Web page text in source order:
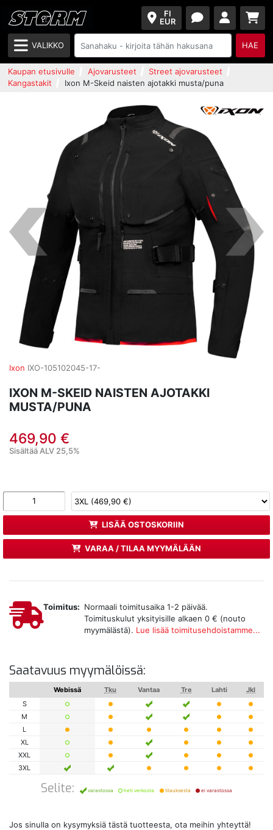
FI
EUR
VALIKKO HAE
Kaupan etusivulle Ajovarusteet
Street ajovarusteet
Kangastakit
Ixon M-Skeid naisten ajotakki musta/puna
Ixon IXO-105102045-17-
IXON M-SKEID NAISTEN AJOTAKKI
MUSTA/PUNA
469,90 €
Sisältää ALV 25,5%
LISÄÄ OSTOSKORIIN
VARAA / TILAA MYYMÄLÄÄN
Toimitus: Normaali toimitusaika 1-2 päivää.
Toimituskulut yksityisille alkaen 0 € (nouto
myymälästä). Lue lisää toimitusehdoistamme...
Saatavuus myymälöissä:
Webissä Tku Vantaa Tre Lahti
Jkl
S
M
L
XL
XXL
3XL
Selite: varastossa heti verkosta tilauksesta ei varastossa
Jos sinulla on kysymyksiä tästä tuotteesta, ota meihin yhteyttä!